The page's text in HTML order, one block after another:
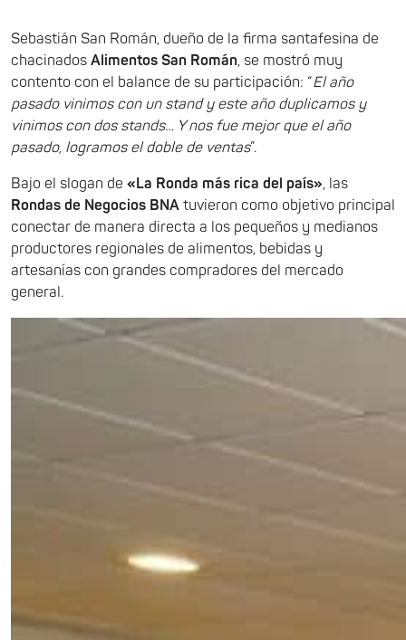
Sebastián San Román, dueño de la firma santafesina de
chacinados Alimentos San Román, se mostró muy
contento con el balance de su participación: “El año
pasado vinimos con un stand y este año duplicamos y
vinimos con dos stands… Y nos fue mejor que el año
pasado, logramos el doble de ventas”.
Bajo el slogan de «La Ronda más rica del país», las
Rondas de Negocios BNA tuvieron como objetivo principal
conectar de manera directa a los pequeños y medianos
productores regionales de alimentos, bebidas y
artesanías con grandes compradores del mercado
general.